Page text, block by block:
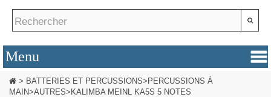
> BATTERIES ET PERCUSSIONS> PERCUSSIONS À
MAIN>AUTRES> KALIMBA MEINL KA5S 5 NOTES